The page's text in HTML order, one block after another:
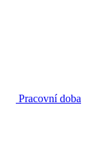
Pracovní doba